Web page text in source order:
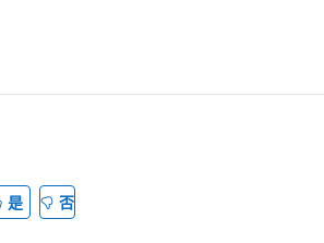
是 否